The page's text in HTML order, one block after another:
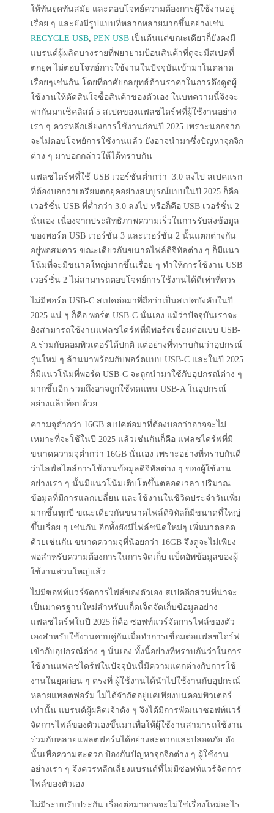
ให้ทันยุคทันสมัย และตอบโจทย์ความต้องการผู้ใช้งานอยู่
เรื่อย ๆ และยังมีรูปแบบที่หลากหลายมากขึ้นอย่างเช่น
RECYCLE USB, PEN USB เป็นต้นแต่ขณะเดียวก็ยังคงมี
แบรนด์ผู้ผลิตบางรายที่พยายามป้อนสินค้าที่ดูจะมีสเปคที่
ตกยุค ไม่ตอบโจทย์การใช้งานในปัจจุบันเข้ามาในตลาด
เรื่อยๆเช่นกัน โดยที่อาศัยกลยุทธ์ด้านราคาในการดึงดูดผู้
ใช้งานให้ตัดสินใจซื้อสินค้าของตัวเอง ในบทความนี้จึงจะ
พากันมาเช็คลิสต์ 5 สเปคของแฟลชไดร์ฟที่ผู้ใช้งานอย่าง
เรา ๆ ควรหลีกเลี่ยงการใช้งานก่อนปี 2025 เพราะนอกจาก
จะไม่ตอบโจทย์การใช้งานแล้ว ยังอาจนำมาซึ่งปัญหาจุกจิก
ต่าง ๆ มาบอกกล่าวให้ได้ทราบกัน
แฟลชไดร์ฟที่ใช้ USB เวอร์ชั่นต่ำกว่า 3.0 ลงไป สเปคแรก
ที่ต้องบอกว่าเตรียมตกยุคอย่างสมบูรณ์แบบในปี 2025 ก็คือ
เวอร์ชั่น USB ที่ต่ำกว่า 3.0 ลงไป หรือก็คือ USB เวอร์ชั่น 2
นั่นเอง เนื่องจากประสิทธิภาพความเร็วในการรับส่งข้อมูล
ของพอร์ต USB เวอร์ชั่น 3 และเวอร์ชั่น 2 นั้นแตกต่างกัน
อยู่พอสมควร ขณะเดียวกันขนาดไฟล์ดิจิทัลต่าง ๆ ก็มีแนว
โน้มที่จะมีขนาดใหญ่มากขึ้นเรื่อย ๆ ทำให้การใช้งาน USB
เวอร์ชั่น 2 ไม่สามารถตอบโจทย์การใช้งานได้ดีเท่าที่ควร
ไม่มีพอร์ต USB-C สเปคต่อมาที่ถือว่าเป็นสเปคบังคับในปี
2025 แน่ ๆ ก็คือ พอร์ต USB-C นั่นเอง แม้ว่าปัจจุบันเราจะ
ยังสามารถใช้งานแฟลชไดร์ฟที่มีพอร์ตเชื่อมต่อแบบ USB-
A ร่วมกับคอมพิวเตอร์ได้ปกติ แต่อย่างที่ทราบกันว่าอุปกรณ์
รุ่นใหม่ ๆ ล้วนมาพร้อมกับพอร์ตแบบ USB-C และในปี 2025
ก็มีแนวโน้มที่พอร์ต USB-C จะถูกนำมาใช้กับอุปกรณ์ต่าง ๆ
มากขึ้นอีก รวมถึงอาจถูกใช้ทดแทน USB-A ในอุปกรณ์
อย่างแล็ปท็อปด้วย
ความจุต่ำกว่า 16GB สเปคต่อมาที่ต้องบอกว่าอาจจะไม่
เหมาะที่จะใช้ในปี 2025 แล้วเช่นกันก็คือ แฟลชไดร์ฟที่มี
ขนาดความจุต่ำกว่า 16GB นั่นเอง เพราะอย่างที่ทราบกันดี
ว่าไลฟ์สไตล์การใช้งานข้อมูลดิจิทัลต่าง ๆ ของผู้ใช้งาน
อย่างเรา ๆ นั้นมีแนวโน้มเติบโตขึ้นตลอดเวลา ปริมาณ
ข้อมูลที่มีการแลกเปลี่ยน และใช้งานในชีวิตประจำวันเพิ่ม
มากขึ้นทุกปี ขณะเดียวกันขนาดไฟล์ดิจิทัลก็มีขนาดที่ใหญ่
ขึ้นเรื่อย ๆ เช่นกัน อีกทั้งยังมีไฟล์ชนิดใหม่ๆ เพิ่มมาตลอด
ด้วยเช่นกัน ขนาดความจุที่น้อยกว่า 16GB จึงดูจะไม่เพียง
พอสำหรับความต้องการในการจัดเก็บ แบ็คอัพข้อมูลของผู้
ใช้งานส่วนใหญ่แล้ว
ไม่มีซอฟท์แวร์จัดการไฟล์ของตัวเอง สเปคอีกส่วนที่น่าจะ
เป็นมาตรฐานใหม่สำหรับแก็ดเจ็ตจัดเก็บข้อมูลอย่าง
แฟลชไดร์ฟในปี 2025 ก็คือ ซอฟท์แวร์จัดการไฟล์ของตัว
เองสำหรับใช้งานควบคู่กันเมื่อทำการเชื่อมต่อแฟลชไดร์ฟ
เข้ากับอุปกรณ์ต่าง ๆ นั่นเอง ทั้งนี้อย่างที่ทราบกันว่าในการ
ใช้งานแฟลชไดร์ฟในปัจจุบันนี้มีความแตกต่างกับการใช้
งานในยุคก่อน ๆ ตรงที่ ผู้ใช้งานได้นำไปใช้งานกับอุปกรณ์
หลายแพลตฟอร์ม ไม่ได้จำกัดอยู่แค่เพียงบนคอมพิวเตอร์
เท่านั้น แบรนด์ผู้ผลิตเจ้าดัง ๆ จึงได้มีการพัฒนาซอฟท์แวร์
จัดการไฟล์ของตัวเองขึ้นมาเพื่อให้ผู้ใช้งานสามารถใช้งาน
ร่วมกับหลายแพลตฟอร์มได้อย่างสะดวกและปลอดภัย ดัง
นั้นเพื่อความสะดวก ป้องกันปัญหาจุกจิกต่าง ๆ ผู้ใช้งาน
อย่างเรา ๆ จึงควรหลีกเลี่ยงแบรนด์ที่ไม่มีซอฟท์แวร์จัดการ
ไฟล์ของตัวเอง
ไม่มีระบบรับประกัน เรื่องต่อมาอาจจะไม่ใช่เรื่องใหม่อะไร